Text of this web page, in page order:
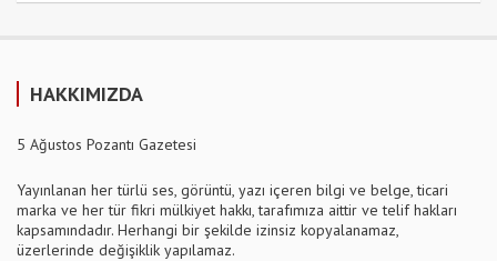
HAKKIMIZDA
5 Ağustos Pozantı Gazetesi
Yayınlanan her türlü ses, görüntü, yazı içeren bilgi ve belge, ticari
marka ve her tür fikri mülkiyet hakkı, tarafımıza aittir ve telif hakları
kapsamındadır. Herhangi bir şekilde izinsiz kopyalanamaz,
üzerlerinde değişiklik yapılamaz.